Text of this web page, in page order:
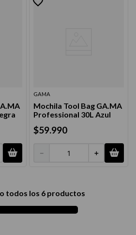
GAMA
Mochila Tool Bag GA.MA
Professional 30L Azul
$59.990
＋
－
todos los 6productos